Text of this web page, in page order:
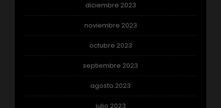
diciembre 2023
noviembre 2023
octubre 2023
septiembre 2023
agosto 2023
julio 2023